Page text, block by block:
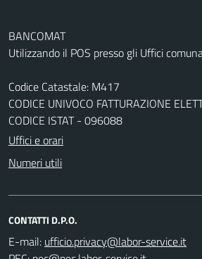
BANCOMAT
Utilizzando il POS presso gli Uffici
Codice Catastale: M417
CODICE UNIVOCO FATTURAZIONE
CODICE ISTAT - 096088
Uffici e orari
Numeri utili
CONTATTI D.P.O.
E-mail: